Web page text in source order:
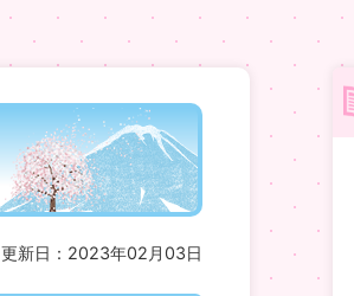
更新日：2023年02月03日